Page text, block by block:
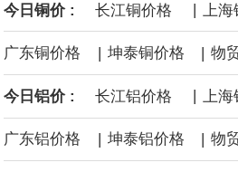
涨2.64%，镍连续跌2.62%，白
沙特下调了对亚洲的主要原油
缓解霍尔木兹海峡航运压力的
危及了经由红海向东运输原油
今日铜价 : 长江铜价格 | 上
广东铜价格 | 坤泰铜价格 | 物
今日铝价 : 长江铝价格 上
广东铝价格 | 坤泰铝价格 | 物